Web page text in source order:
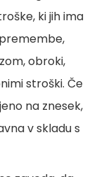
ki jih ima
obroki,
stroški. Če
na znesek,
v skladu s